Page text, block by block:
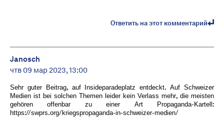
Ответить на этот комментарий
Janosch
чтв 09 мар 2023, 13:00
Sehr guter Beitrag, auf Insideparadeplatz entdeckt. Auf Schweizer
Medien ist bei solchen Themen leider kein Verlass mehr, die meisten
gehören offenbar zu einer Art Propaganda-Kartell:
https://swprs.org/kriegspropaganda-in-schweizer-medien/